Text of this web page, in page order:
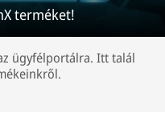
terméket!
ügyfélportálra. Itt talál